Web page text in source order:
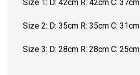
Size 1: D: 42cm R: 42cm C: 37cm
Size 2: D: 35cm R: 35cm C: 31cm
Size 3: D: 28cm R: 28cm C: 25cm